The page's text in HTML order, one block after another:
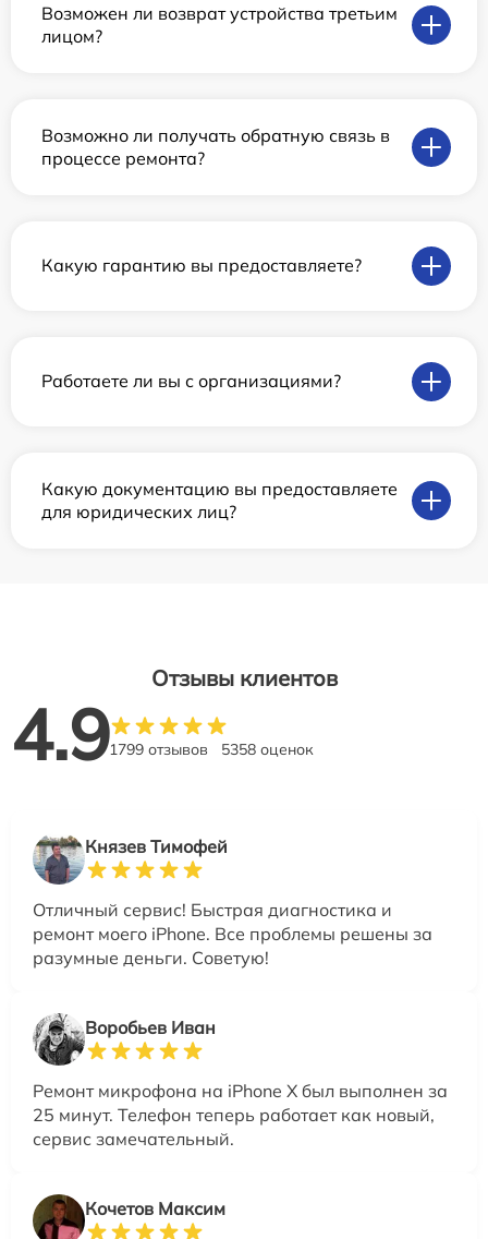
Возможен ли возврат устройства третьим
лицом?
Возможно ли получать обратную связь в
процессе ремонта?
Какую гарантию вы предоставляете?
Работаете ли вы с организациями?
Какую документацию вы предоставляете
для юридических лиц?
Отзывы клиентов
4.91799 отзывов 5358 оценок
Князев Тимофей
Отличный сервис! Быстрая диагностика и
ремонт моего iPhone. Все проблемы решены за
разумные деньги. Советую!
Воробьев Иван
Ремонт микрофона на iPhone X был выполнен за
25 минут. Телефон теперь работает как новый,
сервис замечательный.
Кочетов Максим